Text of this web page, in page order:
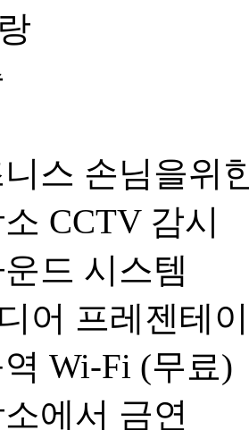
스 손님을위
CCTV 감시
드 시스템
어 프레젠테
Wi-Fi (무료)
에서 금연